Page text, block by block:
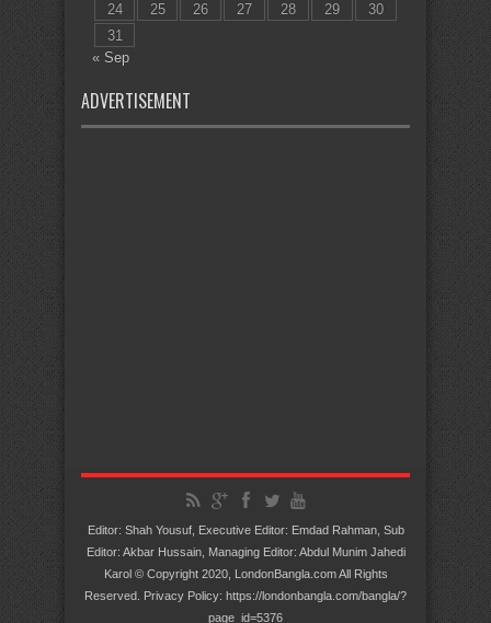
24
25 26 27 28 29
30
31
« Sep
ADVERTISEMENT
Editor: Shah Yousuf, Executive Editor: Emdad Rahman, Sub
Editor: Akbar Hussain, Managing Editor: Abdul Munim Jahedi
Karol © Copyright 2020, LondonBangla.com All Rights
Reserved. Privacy Policy: https://londonbangla.com/bangla/?
page_id=5376